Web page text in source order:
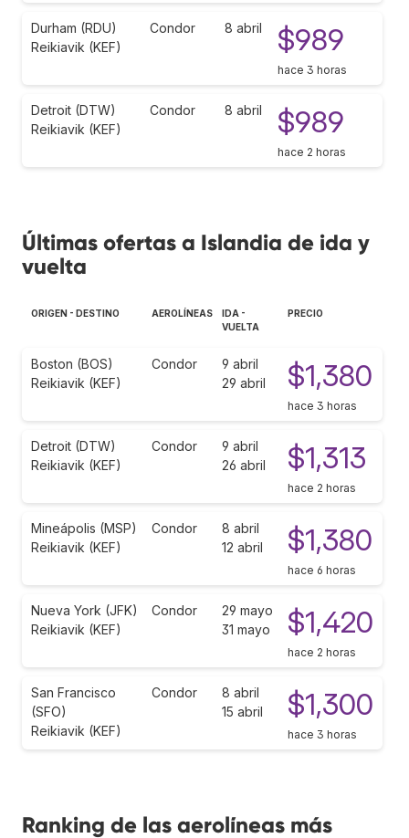
Durham (RDU)
Reikiavik (KEF)
Condor 8 abril $989
hace 3 horas
Detroit (DTW)
Reikiavik (KEF)
Condor 8 abril $989
hace 2 horas
Últimas ofertas a Islandia de ida y
vuelta
ORIGEN - DESTINO AEROLÍNEAS
IDA -
VUELTA
PRECIO
Boston (BOS)
Reikiavik (KEF)
Condor
9 abril
29 abril
$1,380
hace 3 horas
Detroit (DTW)
Reikiavik (KEF)
Condor
9 abril
26 abril
$1,313
hace 2 horas
Mineápolis (MSP)
Reikiavik (KEF)
Condor
8 abril
12 abril
$1,380
hace 6 horas
Nueva York (JFK)
Reikiavik (KEF)
Condor
29 mayo
31 mayo
$1,420
hace 2 horas
San Francisco
(SFO)
Reikiavik (KEF)
Condor
8 abril
15 abril
$1,300
hace 3 horas
Ranking de las aerolíneas más